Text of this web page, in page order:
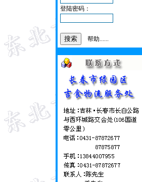
登陆密码：
帮助......